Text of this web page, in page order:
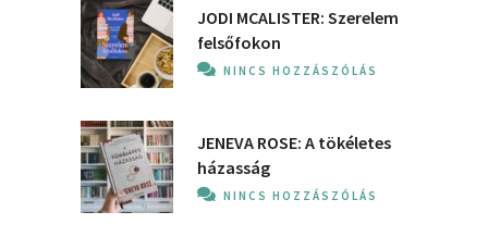
JODI MCALISTER: Szerelem
felsőfokon
NINCS HOZZÁSZÓLÁS
JENEVA ROSE: A ​tökéletes
házasság
NINCS HOZZÁSZÓLÁS